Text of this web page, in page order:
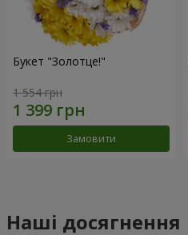
Букет "Золотце!"
1 554 грн
Замовити
Наші досягнення